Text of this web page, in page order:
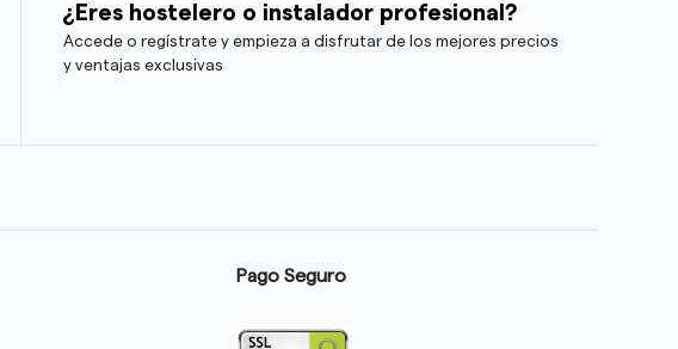
¿Eres hostelero o instalador profesional?
Accede o regístrate y empieza a disfrutar de los mejores precios
y ventajas exclusivas
Pago Seguro